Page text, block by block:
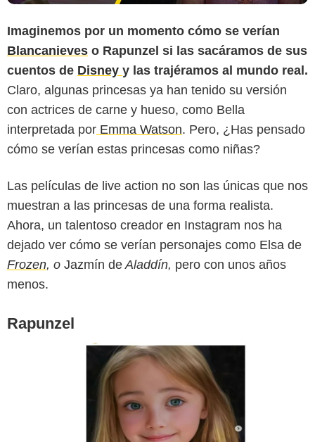
Imaginemos por un momento cómo se verían
Blancanieves o Rapunzel si las sacáramos de sus
cuentos de Disney y las trajéramos al mundo real.
Claro, algunas princesas ya han tenido su versión
con actrices de carne y hueso, como Bella
interpretada por Emma Watson. Pero, ¿Has pensado
cómo se verían estas princesas como niñas?
Las películas de live action no son las únicas que nos
muestran a las princesas de una forma realista.
Ahora, un talentoso creador en Instagram nos ha
dejado ver cómo se verían personajes como Elsa de
Frozen, o Jazmín de Aladdín, pero con unos años
menos.
Rapunzel
SensaCine